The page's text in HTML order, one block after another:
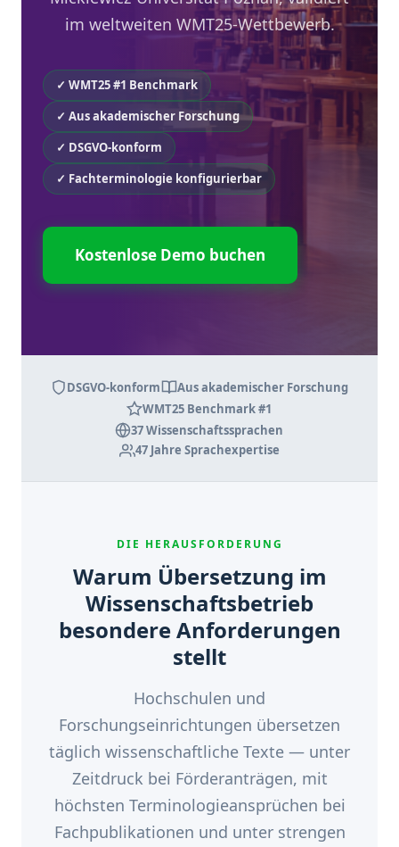
im weltweiten WMT25-Wettbewerb.
✓ WMT25 #1 Benchmark
✓ Aus akademischer Forschung
✓ DSGVO-konform
✓ Fachterminologie konfigurierbar
Kostenlose Demo buchen
DSGVO-konform
Aus akademischer Forschung
WMT25 Benchmark #1
37 Wissenschaftssprachen
47 Jahre Sprachexpertise
DIE HERAUSFORDERUNG
Warum Übersetzung im
Wissenschaftsbetrieb
besondere Anforderungen
stellt
Hochschulen und
Forschungseinrichtungen übersetzen
täglich wissenschaftliche Texte — unter
Zeitdruck bei Förderanträgen, mit
höchsten Terminologieansprüchen bei
Fachpublikationen und unter strengen